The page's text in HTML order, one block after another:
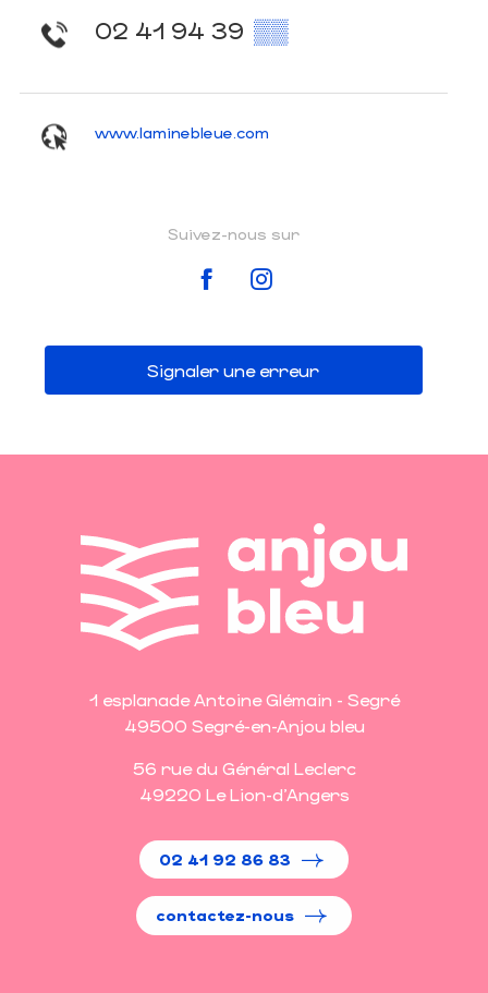
02 41 94 39 ▒▒
www.laminebleue.com
Suivez-nous sur
Signaler une erreur
1 esplanade Antoine Glémain - Segré
49500 Segré-en-Anjou bleu
56 rue du Général Leclerc
49220 Le Lion-d'Angers
02 41 92 86 83
contactez-nous